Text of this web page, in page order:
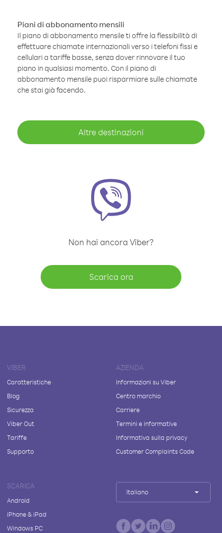
Piani di abbonamento mensili
Il piano di abbonamento mensile ti offre la flessibilità di
effettuare chiamate internazionali verso i telefoni fissi e
cellulari a tariffe basse, senza dover rinnovare il tuo
piano in qualsiasi momento. Con il piano di
abbonamento mensile puoi risparmiare sulle chiamate
che stai già facendo.
Altre destinazioni
Non hai ancora Viber?
Scarica ora
VIBER
Caratteristiche
Blog
Sicurezza
Viber Out
Tariffe
Supporto
AZIENDA
Informazioni su Viber
Centro marchio
Carriere
Termini e informative
Informativa sulla privacy
Customer Complaints Code
SCARICA
Android
iPhone & iPad
Windows PC
Italiano